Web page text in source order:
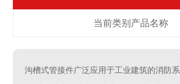
当前类别产品名称
沟槽式管接件广泛应用于工业建筑的消防